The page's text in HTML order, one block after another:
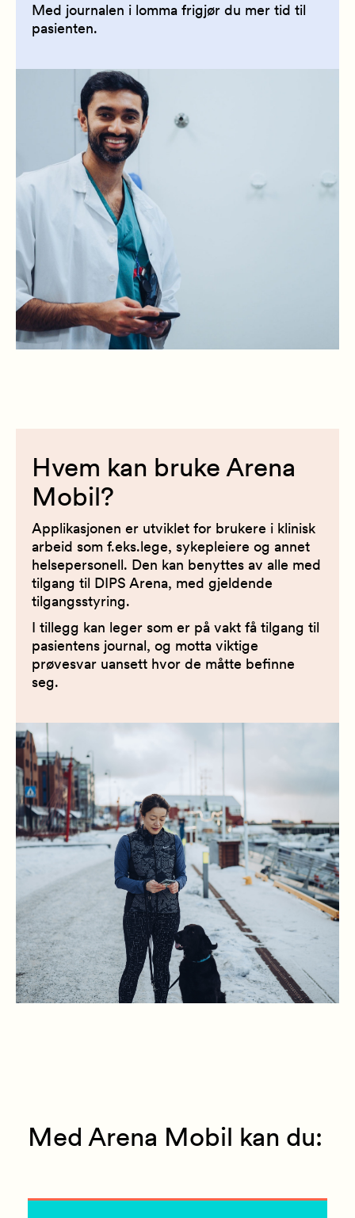
Med journalen i lomma frigjør du mer tid til
pasienten.
Hvem kan bruke Arena
Mobil?
Applikasjonen er utviklet for brukere i klinisk
arbeid som f.eks.lege, sykepleiere og annet
helsepersonell. Den kan benyttes av alle med
tilgang til DIPS Arena, med gjeldende
tilgangsstyring.
I tillegg kan leger som er på vakt få tilgang til
pasientens journal, og motta viktige
prøvesvar uansett hvor de måtte befinne
seg.
Med Arena Mobil kan du: